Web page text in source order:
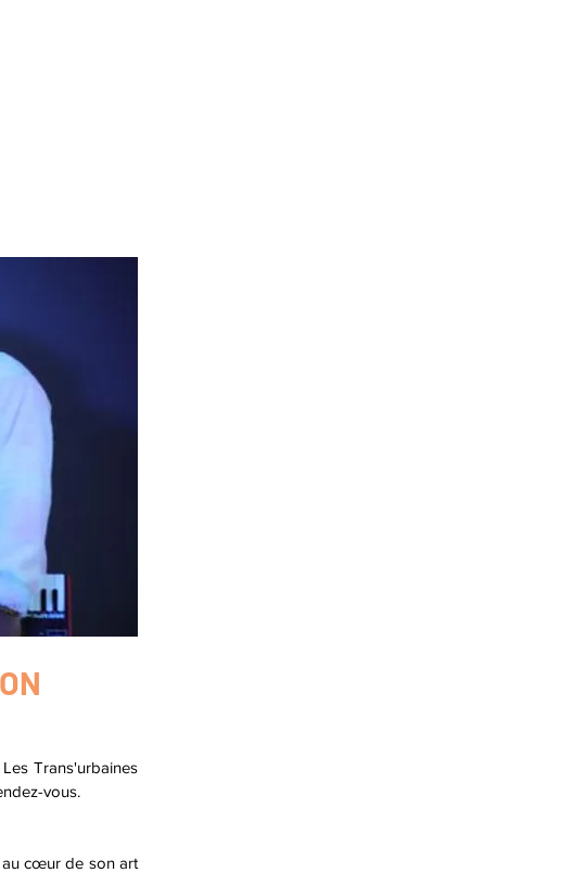
Trans'urbaines
vous.
au cœur de son art